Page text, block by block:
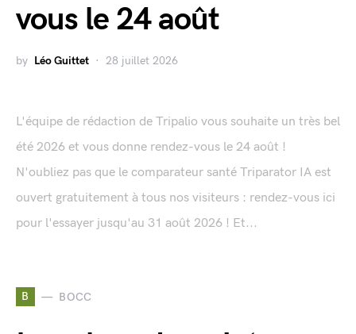
vous le 24 août
by Léo Guittet 28 juillet 2026
L'équipe de rédaction de Tripalio vous souhaite un très bel
été 2026 et vous donne rendez-vous le 24 août !
N'oubliez pas que le comparateur santé Triparator IA est
ouvert gratuitement à tous nos visiteurs : rendez-vous ici
pour l'essayer jusqu'au 31 août 2026 ! Et...
B BOCC